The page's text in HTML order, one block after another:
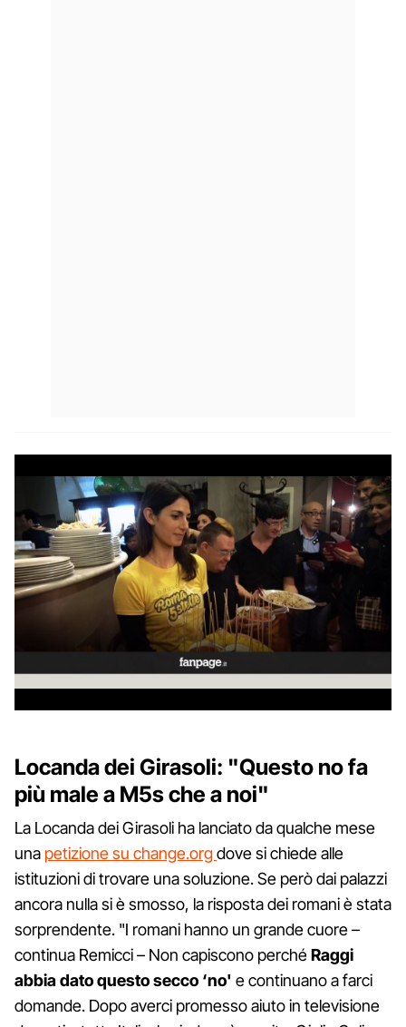
Locanda dei Girasoli: "Questo no fa
più male a M5s che a noi"
La Locanda dei Girasoli ha lanciato da qualche mese
una petizione su change.orgdove si chiede alle
istituzioni di trovare una soluzione. Se però dai palazzi
ancora nulla si è smosso, la risposta dei romani è stata
sorprendente. "I romani hanno un grande cuore –
continua Remicci – Non capiscono perchéRaggi
abbia dato questo secco ‘no' e continuano a farci
domande. Dopo averci promesso aiuto in televisione